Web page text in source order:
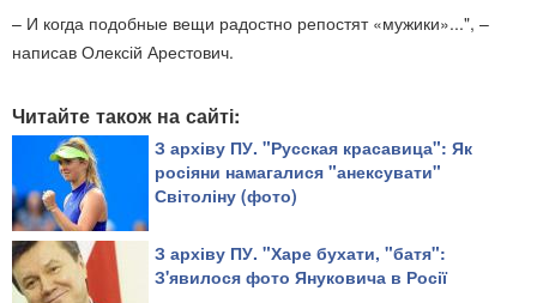
– И когда подобные вещи радостно репостят «мужики»...", –
написав Олексій Арестович.
Читайте також на сайті:
З архіву ПУ. "Русская красавица": Як
росіяни намагалися "анексувати"
Світоліну (фото)
З архіву ПУ. "Харе бухати, "батя":
З'явилося фото Януковича в Росії